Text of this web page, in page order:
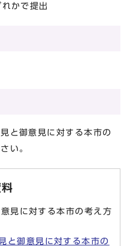
かで提出
と御意見に対する本市の
い。
見に対する本市の考え方
と御意見に対する本市の